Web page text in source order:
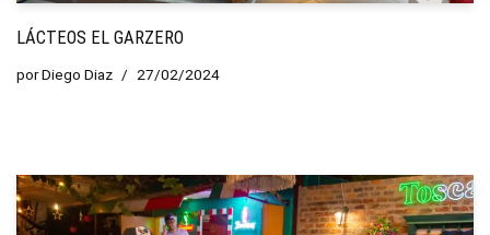
LÁCTEOS EL GARZERO
porDiego Diaz 27/02/2024